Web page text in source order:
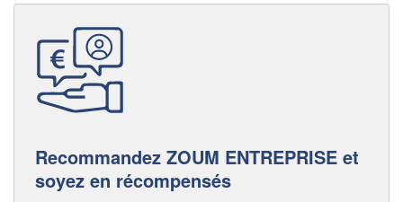
Recommandez ZOUM ENTREPRISE et
soyez en récompensés